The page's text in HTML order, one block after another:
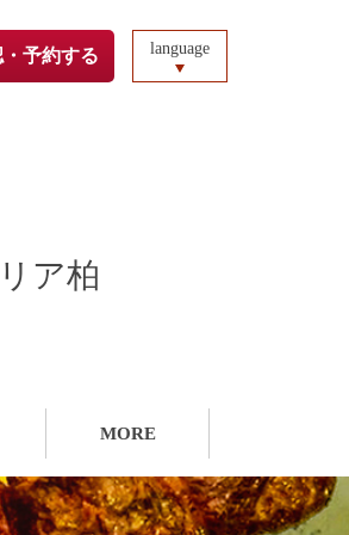
予約する language
ア柏
MORE